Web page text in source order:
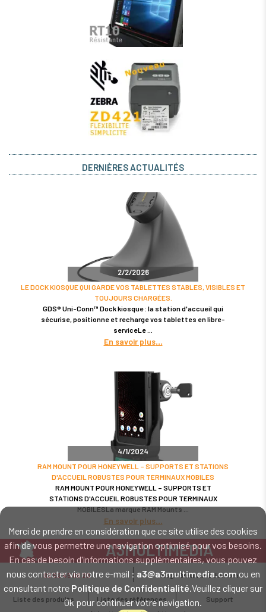
Merci de prendre en considération que ce site utilise des cookies
afin de vous permettre une navigation optimisé pour vos besoins.
En cas de besoin d'informations supplémentaires, vous pouvez
nous contacter via notre e-mail : a3@a3multimedia.comou en
consultant notre Politique de Confidentialité.Veuillez cliquer sur
Ok pour continuer votre navigation.
DERNIÈRES ACTUALITÉS
2/2/2026
LE DOCK KIOSQUE QUI GARDE VOS TABLETTES STABLES, VISIBLES ET
TOUJOURS CHARGÉES.
GDS® Uni-Conn™ Dock kiosque : la station d'accueil qui
sécurise, positionne et recharge vos tablettes en libre-
serviceLe
En savoir plus
4/1/2024
RAM MOUNT POUR HONEYWELL – SUPPORTS ET STATIONS
D'ACCUEIL ROBUSTES POUR TERMINAUX MOBILES
RAM MOUNT POUR HONEYWELL – SUPPORTS ET
STATIONS D'ACCUEIL ROBUSTES POUR TERMINAUX
MOBILESLa marque RAM Mounts
En savoir plus
A3MULTIMEDIA
LE SPÉCIALISTE MATÉRIEL ET LOGICIEL CODE BARRE
Intervention sur tout le territoire : Cholet - Nantes - Angers - Rennes - Le
Mans - Bordeaux - Paris - Lille - Brest - Toulouse - Marseille - Poitiers -
Caen - Lyon - Reims - Lorient - Vannes - Quimper - Rouen
02 52 45 00 20 a3@a3multimedia.com
Liste des produits Liste des références Support
Mentions légales-Politique de